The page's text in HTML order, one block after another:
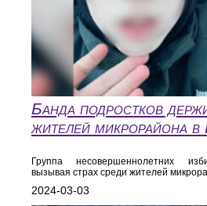
Банда подростков
жителей микрорайона
Группа несовершеннолетних
вызывая страх среди жителей
2024-03-03